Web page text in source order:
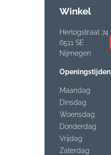
Winkel
Hertogstraat 74
6511 SE
Nijmegen
Openingstijden
Maandag
Dinsdag
Woensdag
Donderdag
Vrijdag
Zaterdag